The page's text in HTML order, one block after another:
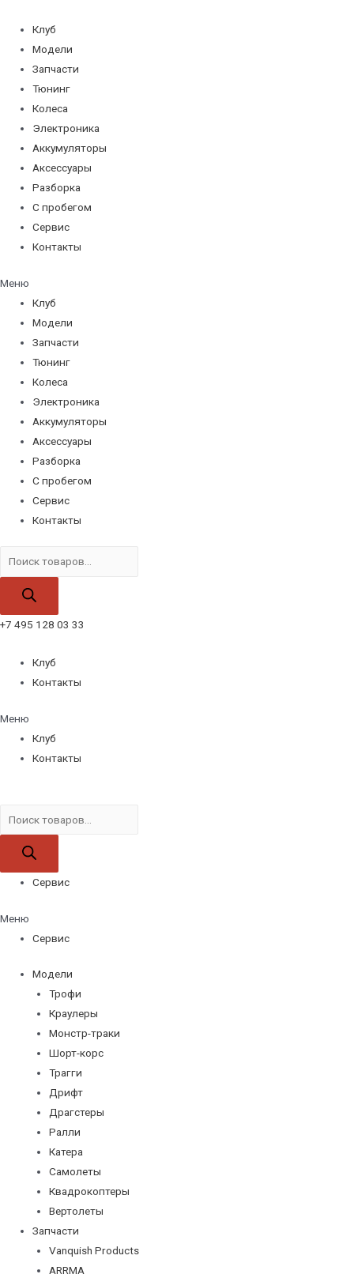
содержимому
Клуб
Модели
Запчасти
Тюнинг
Колеса
Электроника
Аккумуляторы
Аксессуары
Разборка
С пробегом
Сервис
Контакты
Меню
Клуб
Модели
Запчасти
Тюнинг
Колеса
Электроника
Аккумуляторы
Аксессуары
Разборка
С пробегом
Сервис
Контакты
товаров
+7 495 128 03 33
Клуб
Контакты
Меню
Клуб
Контакты
товаров
Сервис
Меню
Сервис
Модели
Трофи
Краулеры
Монстр-траки
Шорт-корс
Трагги
Дрифт
Драгстеры
Ралли
Катера
Самолеты
Квадрокоптеры
Вертолеты
Запчасти
Vanquish Products
ARRMA